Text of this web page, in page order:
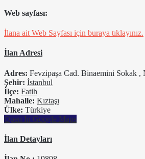
Web sayfası:
İlana ait Web Sayfası için buraya tıklayınız.
İlan Adresi
Adres: Fevzipaşa Cad. Binaemini Sokak ,
Şehir: İstanbul
İlçe: Fatih
Mahalle: Kıztaşı
Ülke: Türkiye
Open In Google Maps
İlan Detayları